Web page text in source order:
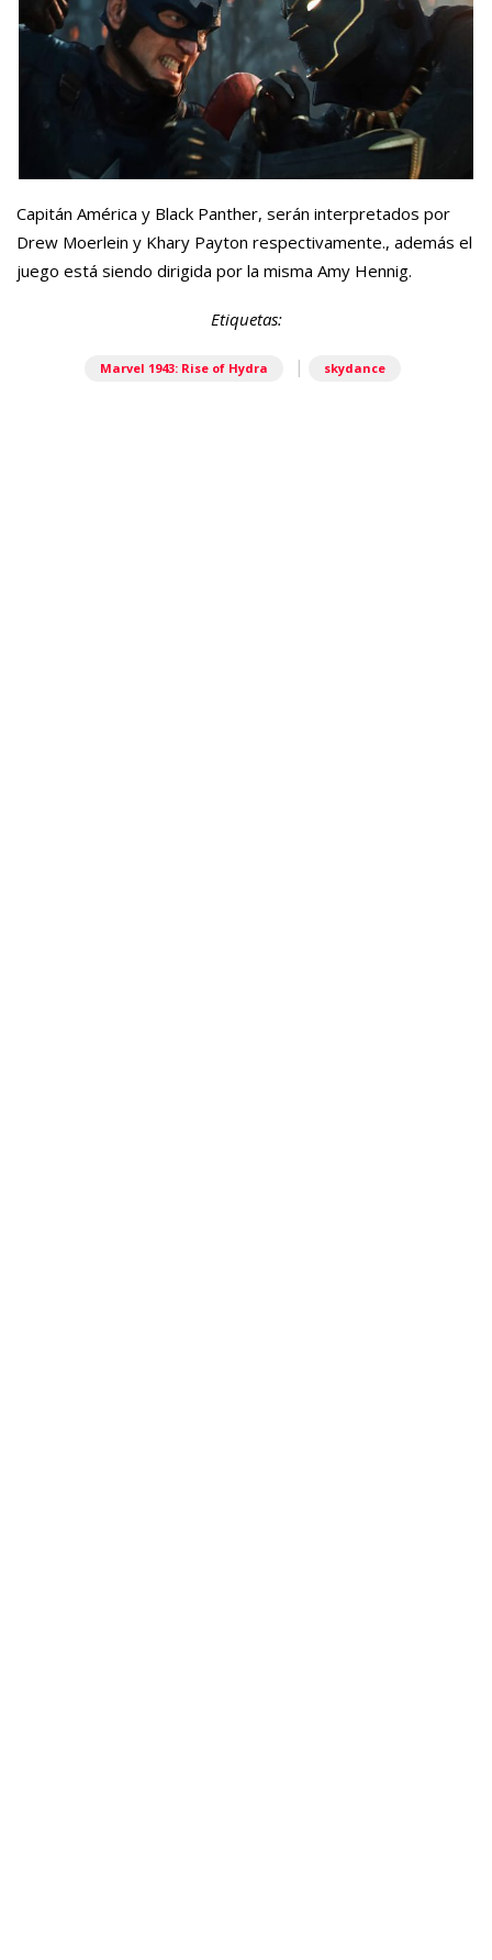
Capitán América y Black Panther, serán interpretados por
Drew Moerlein y Khary Payton respectivamente., además el
juego está siendo dirigida por la misma Amy Hennig.
Etiquetas:
Marvel 1943: Rise of Hydra | skydance